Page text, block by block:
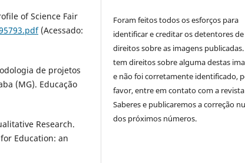
of Science Fair
(Acessado:
de projetos
(MG). Educação
Research.
Education: an
Foram feitos todos os esforços para
identificar e creditar os detentores de
direitos sobre as imagens publicadas.
tem direitos sobre alguma destas
e não foi corretamente identificado,
favor, entre em contato com a revista
Saberes e publicaremos a correção
dos próximos números.